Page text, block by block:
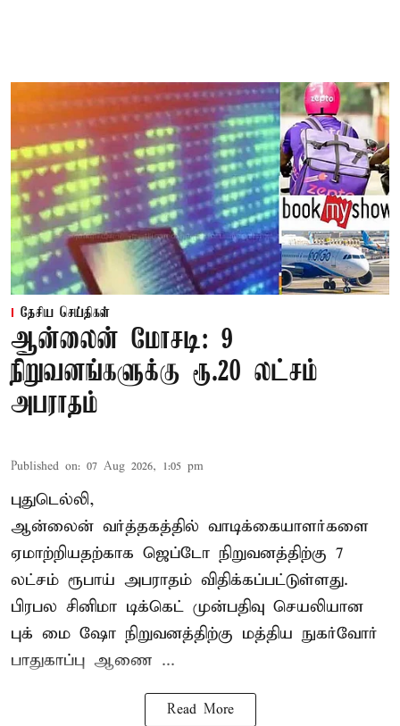
தேசிய செய்திகள்
ஆன்லைன் மோசடி: 9
நிறுவனங்களுக்கு ரூ.20 லட்சம்
அபராதம்
Published on: 07 Aug 2026, 1:05 pm
புதுடெல்லி,
ஆன்லைன் வர்த்தகத்தில் வாடிக்கையாளர்களை
ஏமாற்றியதற்காக ஜெப்டோ நிறுவனத்திற்கு 7
லட்சம் ரூபாய் அபராதம் விதிக்கப்பட்டுள்ளது.
பிரபல சினிமா டிக்கெட் முன்பதிவு செயலியான
புக் மை ஷோ நிறுவனத்திற்கு மத்திய நுகர்வோர்
பாதுகாப்பு ஆணை ...
Read More